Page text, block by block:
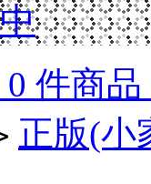
件商
正版(小